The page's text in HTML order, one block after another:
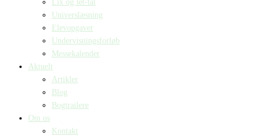
Lix og let-tal
Universlæsning
Elevopgaver
Undervisningsforløb
Messekalender
Aktuelt
Artikler
Blog
Bogtrailere
Om os
Kontakt